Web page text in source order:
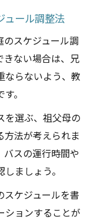
ュール調整法
スケジュール調
きない場合は、兄
ならないよう、教
。
を選ぶ、祖父母の
法が考えられま
スの運行時間や
ましょう。
ケジュールを書
ションすることが